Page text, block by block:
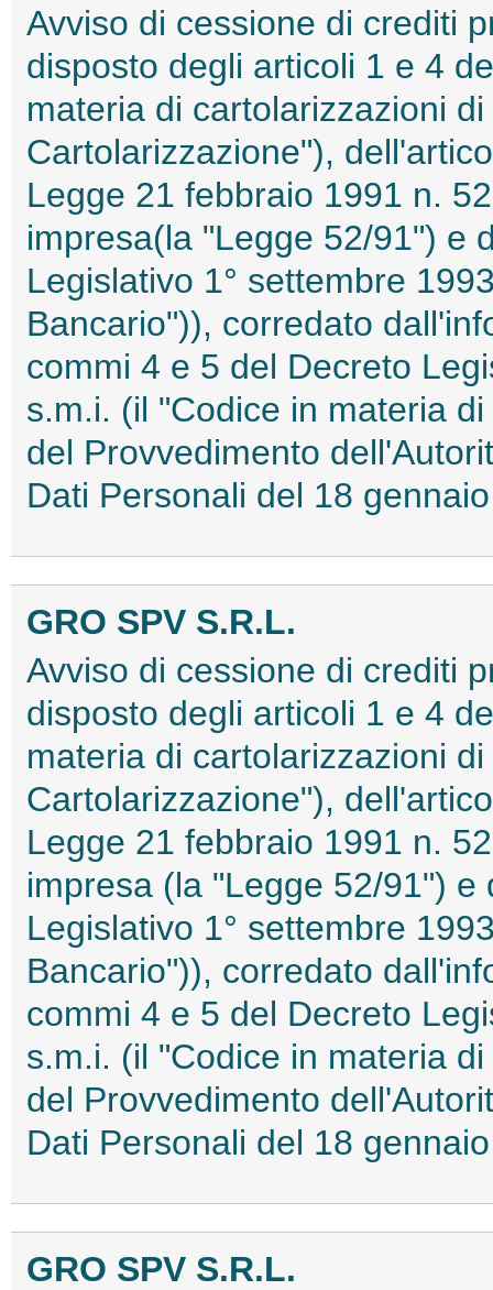
Avviso di cessione di crediti
disposto degli articoli 1 e 4
materia di cartolarizzazioni
Cartolarizzazione"),
Legge 21 febbraio 1991 n.
impresa(la "Legge 52/91") e
Legislativo 1° settembre
Bancario")), corredato
commi 4 e 5 del Decreto
s.m.i. (il "Codice in materia
del Provvedimento
Dati Personali del 18
GRO SPV S.R.L.
Avviso di cessione di crediti
disposto degli articoli 1 e 4
materia di cartolarizzazioni
Cartolarizzazione"),
Legge 21 febbraio 1991 n.
impresa (la "Legge 52/91")
Legislativo 1° settembre
Bancario")), corredato
commi 4 e 5 del Decreto
s.m.i. (il "Codice in materia
del Provvedimento
Dati Personali del 18
GRO SPV S.R.L.